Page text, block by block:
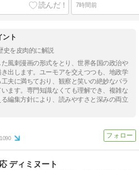
7時間前
ント
史を皮肉的に解説
風刺漫画の形式をとり、世界各国の政治や
出します。ユーモアを交えつつも、地政学
夫に満ちており、観察と笑いの絶妙なバラ
ます。専門知識なくても理解でき、複雑な
編集方針により、読みやすさと深みの両立
1090
ディミヌート